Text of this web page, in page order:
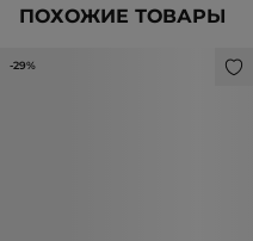
ПОХОЖИЕ ТОВАРЫ
-29%